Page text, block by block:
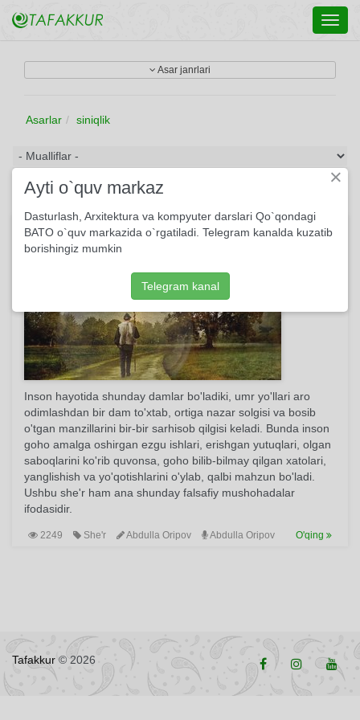
Asar janrlari
Asarlar siniqlik
Bir qarasam...
Inson hayotida shunday damlar bo'ladiki, umr yo'llari aro
odimlashdan bir dam to'xtab, ortiga nazar solgisi va bosib
o'tgan manzillarini bir-bir sarhisob qilgisi keladi. Bunda inson
goho amalga oshirgan ezgu ishlari, erishgan yutuqlari, olgan
saboqlarini ko'rib quvonsa, goho bilib-bilmay qilgan xatolari,
yanglishish va yo'qotishlarini o'ylab, qalbi mahzun bo'ladi.
Ushbu she'r ham ana shunday falsafiy mushohadalar
ifodasidir.
2249 She'r Abdulla Oripov Abdulla Oripov O'qing
Tafakkur © 2026
×
Ayti o`quv markaz
Dasturlash, Arxitektura va kompyuter darslari Qo`qondagi
BATO o`quv markazida o`rgatiladi. Telegram kanalda kuzatib
borishingiz mumkin
Telegram kanal